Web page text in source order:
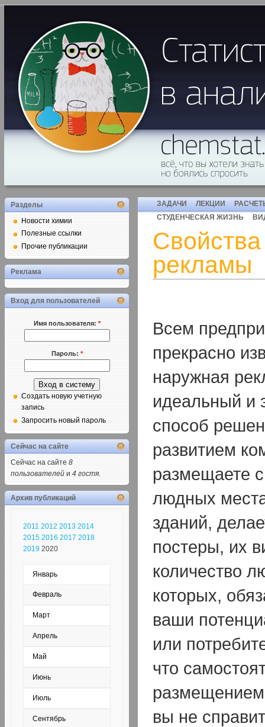
ЗАДАЧИ ЛЕКЦИИ
СТУДЕНЧЕСКАЯ ЖИЗНЬ
рекламы
Всем
прекрасно
наружная
идеальный и
способ
развитием
размещаете
людных
зданий,
постеры, их
количество
которых,
ваши
или
что
вы не
Разделы
Новости химии
Полезные ссылки
Прочие публикации
Реклама
Вход для пользователей
Имя пользователя: *
Пароль: *
Создать новую учетную
запись
Запросить новый пароль
Сейчас на сайте
Сейчас на сайте 8
пользователей и 4 гостя.
Архив публикаций
2011 2012 2013 2014
2015 2016 2017 2018
2019 2020
Январь
Февраль
Март
Апрель
Май
Июнь
Июль
Сентябрь